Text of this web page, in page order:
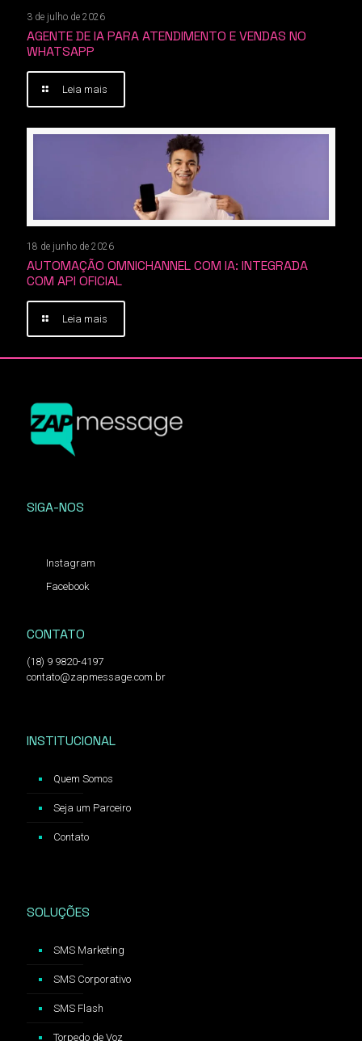
3 de julho de 2026
AGENTE DE IA PARA ATENDIMENTO E VENDAS NO
WHATSAPP
Leia mais
18 de junho de 2026
AUTOMAÇÃO OMNICHANNEL COM IA: INTEGRADA
COM API OFICIAL
Leia mais
SIGA-NOS
Instagram
Facebook
CONTATO
(18) 9 9820-4197
contato@zapmessage.com.br
INSTITUCIONAL
Quem Somos
Seja um Parceiro
Contato
SOLUÇÕES
SMS Marketing
SMS Corporativo
SMS Flash
Torpedo de Voz